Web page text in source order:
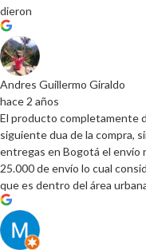
dieron
Andres Guillermo Giraldo
hace 2 años
El producto completamente
siguiente dua de la compra,
entregas en Bogotá el envío
25.000 de envío lo cual
que es dentro del área